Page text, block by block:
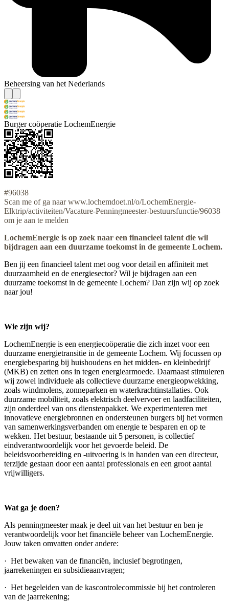
Beheersing van het Nederlands
Burger coöperatie LochemEnergie
#96038
Scan me of ga naar www.lochemdoet.nl/o/LochemEnergie-
Elktrip/activiteiten/Vacature-Penningmeester-bestuursfunctie/96038
om je aan te melden
LochemEnergie is op zoek naar een financieel talent die wil
bijdragen aan een duurzame toekomst in de gemeente Lochem.
Ben jij een financieel talent met oog voor detail en affiniteit met
duurzaamheid en de energiesector? Wil je bijdragen aan een
duurzame toekomst in de gemeente Lochem? Dan zijn wij op zoek
naar jou!
Wie zijn wij?
LochemEnergie is een energiecoöperatie die zich inzet voor een
duurzame energietransitie in de gemeente Lochem. Wij focussen op
energiebesparing bij huishoudens en het midden- en kleinbedrijf
(MKB) en zetten ons in tegen energiearmoede. Daarnaast stimuleren
wij zowel individuele als collectieve duurzame energieopwekking,
zoals windmolens, zonneparken en waterkrachtinstallaties. Ook
duurzame mobiliteit, zoals elektrisch deelvervoer en laadfaciliteiten,
zijn onderdeel van ons dienstenpakket. We experimenteren met
innovatieve energiebronnen en ondersteunen burgers bij het vormen
van samenwerkingsverbanden om energie te besparen en op te
wekken. Het bestuur, bestaande uit 5 personen, is collectief
eindverantwoordelijk voor het gevoerde beleid. De
beleidsvoorbereiding en -uitvoering is in handen van een directeur,
terzijde gestaan door een aantal professionals en een groot aantal
vrijwilligers.
Wat ga je doen?
Als penningmeester maak je deel uit van het bestuur en ben je
verantwoordelijk voor het financiële beheer van LochemEnergie.
Jouw taken omvatten onder andere:
· Het bewaken van de financiën, inclusief begrotingen,
jaarrekeningen en subsidieaanvragen;
· Het begeleiden van de kascontrolecommissie bij het controleren
van de jaarrekening;